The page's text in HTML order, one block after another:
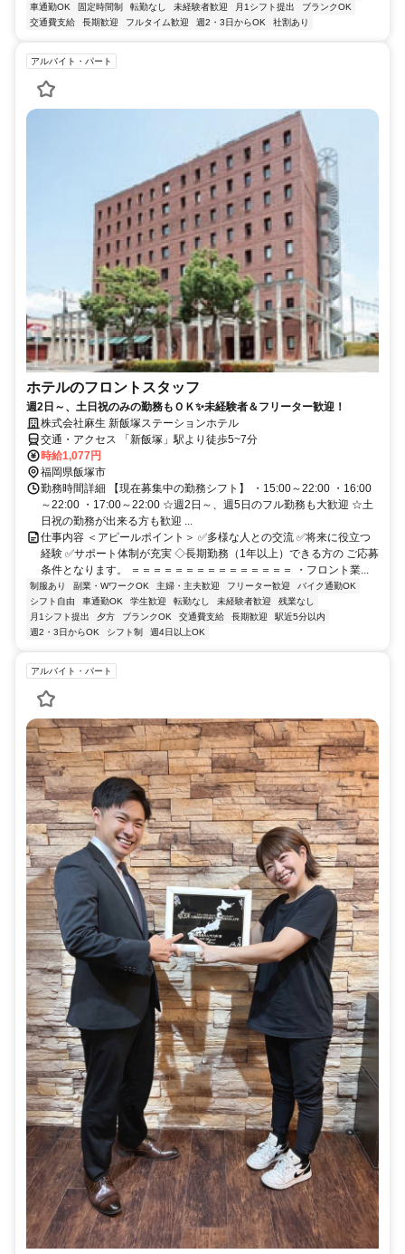
車通勤OK
固定時間制 転勤なし 未経験者歓迎 月1シフト提出
ブランクOK
交通費支給
長期歓迎 フルタイム歓迎 週2・3日からOK 社割あり
アルバイト・パート
ホテルのフロントスタッフ
週2日～、土日祝のみの勤務もＯＫ✨未経験者＆フリーター歓迎！
株式会社麻生 新飯塚ステーションホテル
交通・アクセス 「新飯塚」駅より徒歩5~7分
時給1,077円
福岡県飯塚市
勤務時間詳細 【現在募集中の勤務シフト】 ・15:00～22:00 ・16:00
～22:00 ・17:00～22:00 ☆週2日～、週5日のフル勤務も大歓迎 ☆土
日祝の勤務が出来る方も歓迎 ...
仕事内容 ＜アピールポイント＞ ✅多様な人との交流 ✅将来に役立つ
経験 ✅サポート体制が充実 ◇長期勤務（1年以上）できる方の ご応募
条件となります。 ＝＝＝＝＝＝＝＝＝＝＝＝＝＝＝ ・フロント業...
制服あり 副業・WワークOK 主婦・主夫歓迎 フリーター歓迎
バイク通勤OK
シフト自由
車通勤OK 学生歓迎 転勤なし 未経験者歓迎
残業なし
月1シフト提出
夕方 ブランクOK 交通費支給 長期歓迎
駅近5分以内
週2・3日からOK
シフト制 週4日以上OK
アルバイト・パート